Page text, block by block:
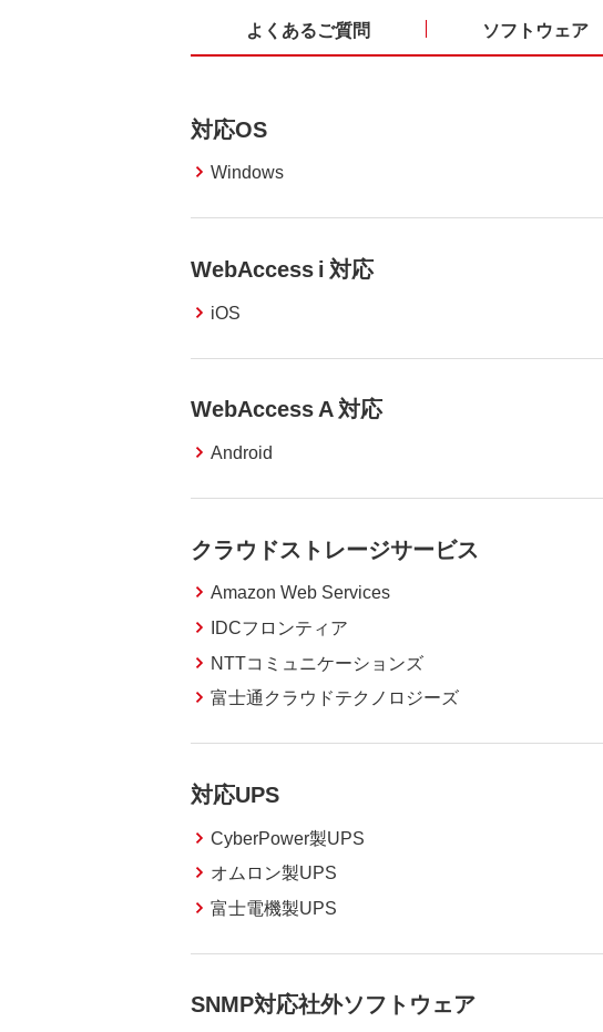
よくあるご質問 ソフトウェア
対応OS
Windows
WebAccess i 対応
iOS
WebAccess A 対応
Android
クラウドストレージサービス
Amazon Web Services
IDCフロンティア
NTTコミュニケーションズ
富士通クラウドテクノロジーズ
対応UPS
CyberPower製UPS
オムロン製UPS
富士電機製UPS
SNMP対応社外ソフトウェア